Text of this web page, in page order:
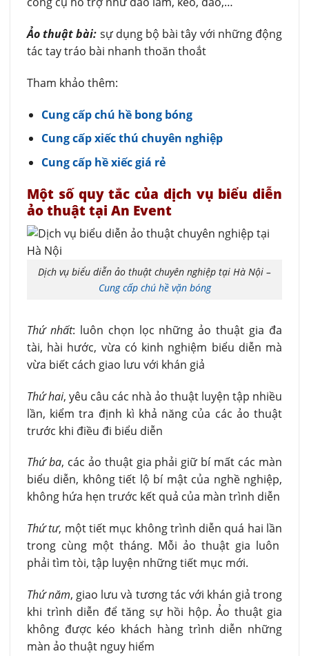
Ảo thuật bài: sự dụng bộ bài tây với những động
tác tay tráo bài nhanh thoăn thoắt
Tham khảo thêm:
Cung cấp chú hề bong bóng
Cung cấp xiếc thú chuyên nghiệp
Cung cấp hề xiếc giá rẻ
Một số quy tắc của dịch vụ biểu diễn
ảo thuật tại An Event
Dịch vụ biểu diễn ảo thuật chuyên nghiệp tại Hà Nội –
Cung cấp chú hề vặn bóng
Thứ nhất: luôn chọn lọc những ảo thuật gia đa
tài, hài hước, vừa có kinh nghiệm biểu diễn mà
vừa biết cách giao lưu với khán giả
Thứ hai, yêu câu các nhà ảo thuật luyện tập nhiều
lần, kiểm tra định kì khả năng của các ảo thuật
trước khi điều đi biểu diễn
Thứ ba, các ảo thuật gia phải giữ bí mất các màn
biểu diễn, không tiết lộ bí mật của nghề nghiệp,
không hứa hẹn trước kết quả của màn trình diễn
Thứ tư, một tiết mục không trình diễn quá hai lần
trong cùng một tháng. Mỗi ảo thuật gia luôn
phải tìm tòi, tập luyện những tiết mục mới.
Thứ năm, giao lưu và tương tác với khán giả trong
khi trình diễn để tăng sự hồi hộp. Ảo thuật gia
không được kéo khách hàng trình diễn những
màn ảo thuật nguy hiểm